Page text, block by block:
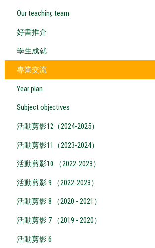
Our teaching team
好書推介
學生成就
專業交流
Year plan
Subject objectives
活動剪影12（2024-2025）
活動剪影11（2023-2024）
活動剪影10 （2022-2023）
活動剪影 9 （2022-2023）
活動剪影 8 （2020 - 2021）
活動剪影 7 （2019 - 2020）
活動剪影 6